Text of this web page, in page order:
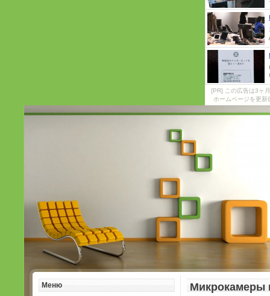
[PR] この広告は3ヶ
ホームページを更
Меню Микрокамеры